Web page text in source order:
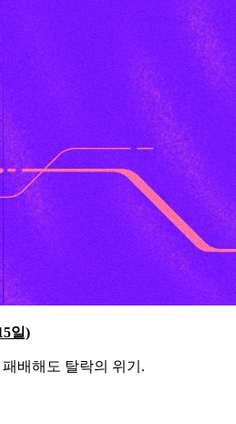
일)
배해도 탈락의 위기.